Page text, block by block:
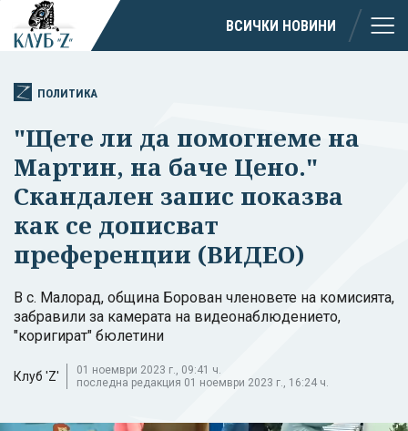
ВСИЧКИ НОВИНИ
ПОЛИТИКА
"Щете ли да помогнеме на
Мартин, на баче Цено."
Скандален запис показва
как се дописват
преференции (ВИДЕО)
В с. Малорад, община Борован членовете на комисията,
забравили за камерата на видеонаблюдението,
"коригират" бюлетини
Клуб 'Z'
01 ноември 2023 г., 09:41 ч.
последна редакция 01 ноември 2023 г., 16:24 ч.